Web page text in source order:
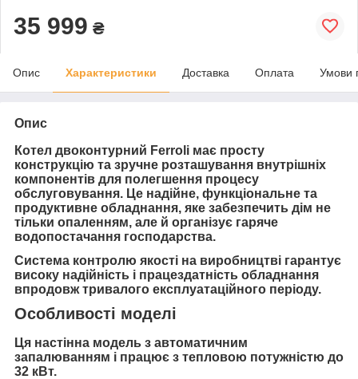
35 999 ₴
Опис Характеристики Доставка Оплата Умови
Опис
Котел двоконтурний Ferroli має просту
конструкцію та зручне розташування внутрішніх
компонентів для полегшення процесу
обслуговування. Це надійне, функціональне та
продуктивне обладнання, яке забезпечить дім не
тільки опаленням, але й організує гаряче
водопостачання господарства.
Система контролю якості на виробництві гарантує
високу надійність і працездатність обладнання
впродовж тривалого експлуатаційного періоду.
Особливості моделі
Ця настінна модель з автоматичним
запалюванням і працює з тепловою потужністю до
32 кВт.